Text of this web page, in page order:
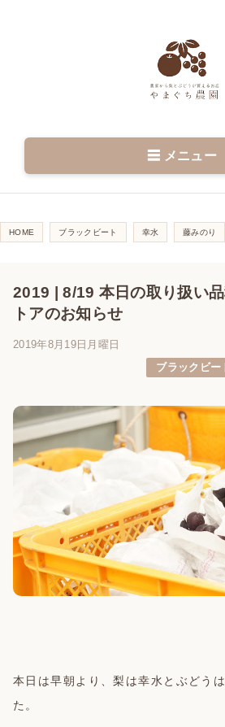
☰ メニュー
HOME ブラックビート 幸水 藤みのり
2019 | 8/19 本日の取り扱い
トアのお知らせ
2019年8月19日月曜日
ブラックビー
本日は早朝より、梨は幸水とぶどう
た。